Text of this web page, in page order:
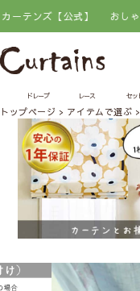
【公式】 おしゃれなカ
ドレープ レース セッ
トップページ アイテムで選ぶ